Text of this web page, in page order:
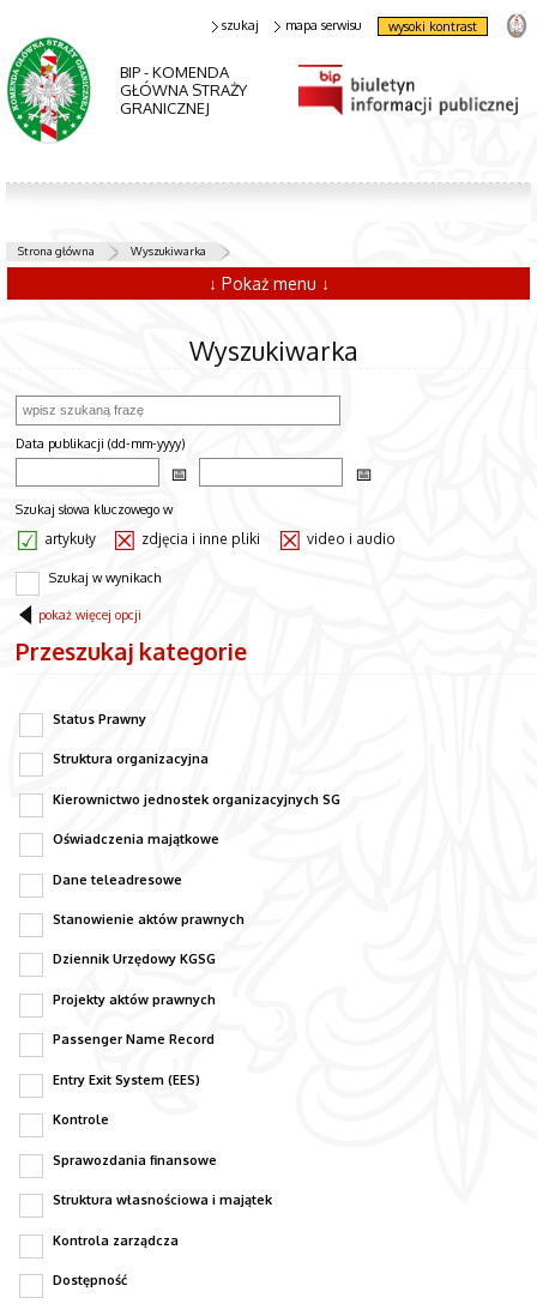
BIP - KOMENDA
GŁÓWNA STRAŻY
GRANICZNEJ
szukaj mapa serwisu wysoki kontrast
Strona główna Wyszukiwarka
↓ Pokaż menu ↓
Wyszukiwarka
Data publikacji (dd-mm-yyyy)
Szukaj słowa kluczowego w
artykuły zdjęcia i inne pliki video i audio
Szukaj w wynikach
pokaż więcej opcji
Przeszukaj kategorie
Status Prawny
Struktura organizacyjna
Kierownictwo jednostek organizacyjnych SG
Oświadczenia majątkowe
Dane teleadresowe
Stanowienie aktów prawnych
Dziennik Urzędowy KGSG
Projekty aktów prawnych
Passenger Name Record
Entry Exit System (EES)
Kontrole
Sprawozdania finansowe
Struktura własnościowa i majątek
Kontrola zarządcza
Dostępność